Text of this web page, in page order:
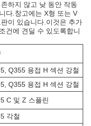
하지 않고 낮 동안 작동
다.창고에는 X형 또는 V
이 있습니다.이것은 추가
건에 견딜 수 있도록합니
Q355 용접 H 섹션 강철
Q355 용접 H 섹션 강철
C 및 Z 스플린
각철